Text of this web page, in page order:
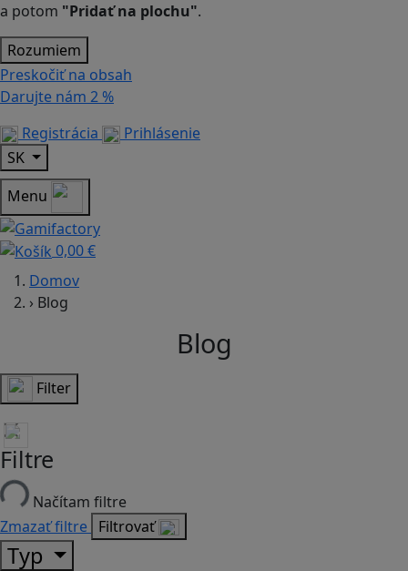
a potom "Pridať na plochu".
Rozumiem
Preskočiť na obsah
Darujte nám 2 %
Registrácia
Prihlásenie
SK
Menu
0,00 €
Domov
› Blog
Blog
Filter
Filtre
Načítam filtre
Zmazať filtre Filtrovať
Typ